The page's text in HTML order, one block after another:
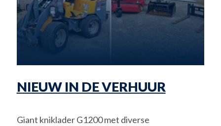
NIEUW IN DE VERHUUR
Giant kniklader G1200 met diverse